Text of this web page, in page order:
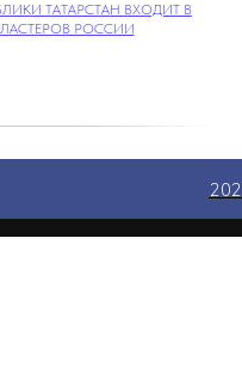
ТАТАРСТАН ВХОДИТ В
РОССИИ